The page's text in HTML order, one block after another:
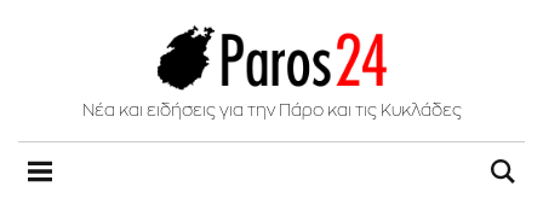
Νέα και ειδήσεις για την Πάρο και τις Κυκλάδες